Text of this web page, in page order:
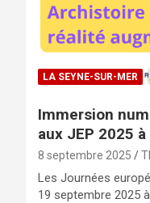
LA SEYNE-SUR-MER
Immersion
aux JEP 2025
8 septembre 2025
Les Journées
19 septembre 2025